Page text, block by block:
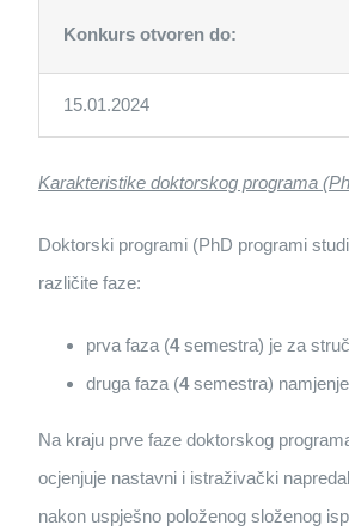
Konkurs otvoren do:
15.01.2024
Karakteristike doktorskog programa
Doktorski programi (PhD programi
različite faze:
prva faza (4semestra) je za
druga faza (4semestra)
Na kraju prve faze doktorskog
ocjenjuje nastavni i istraživački
nakon uspješno položenog složenog